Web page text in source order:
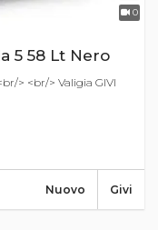
0
5 58 Lt Nero
> <br/> Valigia GIVI
Givi
Nuovo